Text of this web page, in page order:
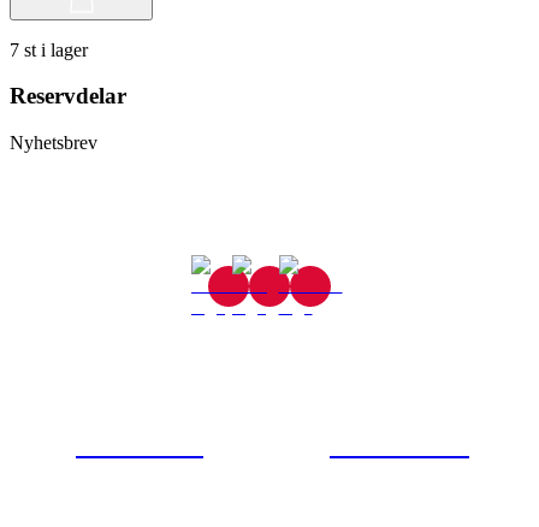
7 st i lager
Reservdelar
Nyhetsbrev